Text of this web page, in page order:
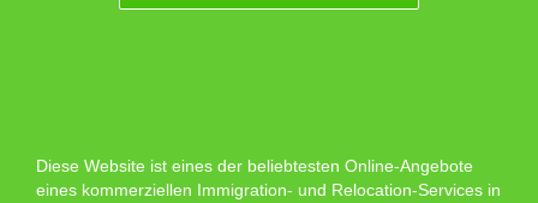
Diese Website ist eines der beliebtesten Online-Angebote
eines kommerziellen Immigration- und Relocation-Services in